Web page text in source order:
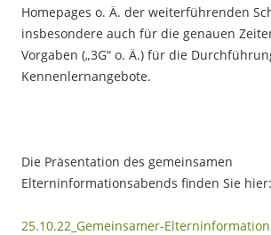
Homepages o. Ä. der weiterführenden
insbesondere auch für die genauen
Vorgaben („3G“ o. Ä.) für die
Kennenlernangebote.
Die Präsentation des gemeinsamen
Elterninformationsabends finden Sie hier:
25.10.22_Gemeinsamer-